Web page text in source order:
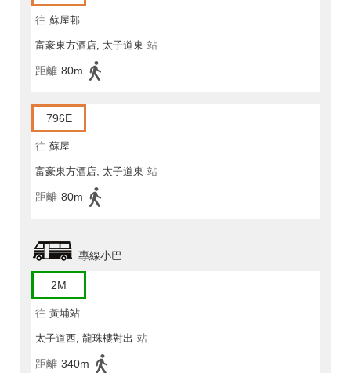
往 蘇屋邨
富豪東方酒店, 太子道東 站
距離 80m
796E
往 蘇屋
富豪東方酒店, 太子道東 站
距離 80m
專線小巴
2M
往 黃埔站
太子道西, 龍珠樓對出 站
距離 340m